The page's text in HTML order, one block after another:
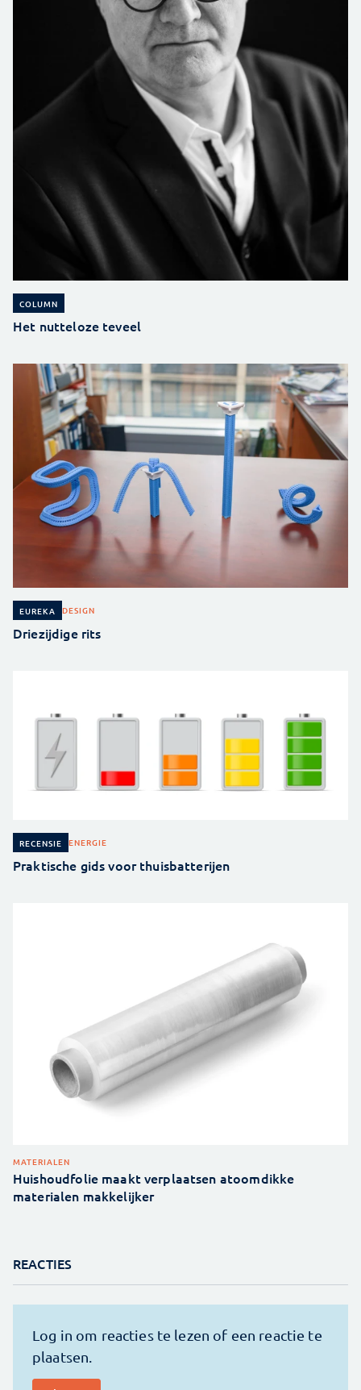
COLUMN
Het nutteloze teveel
EUREKA DESIGN
Driezijdige rits
RECENSIE ENERGIE
Praktische gids voor thuisbatterijen
MATERIALEN
Huishoudfolie maakt verplaatsen atoomdikke
materialen makkelijker
REACTIES